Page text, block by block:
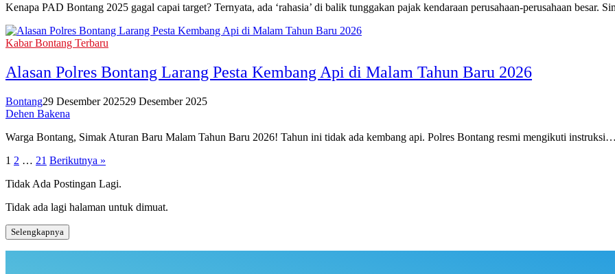
Kenapa PAD Bontang 2025 gagal capai target? Ternyata, ada ‘rahasia’ di balik tunggakan pajak kendaraan perusahaan-perusahaan besar.
Kabar Bontang Terbaru
Alasan Polres Bontang Larang Pesta Kembang Api di Malam Tahun Baru 2026
Bontang29 Desember 202529 Desember 2025
Dehen Bakena
Warga Bontang, Simak Aturan Baru Malam Tahun Baru 2026! Tahun ini tidak ada kembang api. Polres Bontang resmi mengikuti instruksi…
Paginasi
pos
1 2 … 21 Berikutnya »
Tidak Ada Postingan Lagi.
Tidak ada lagi halaman untuk dimuat.
Selengkapnya